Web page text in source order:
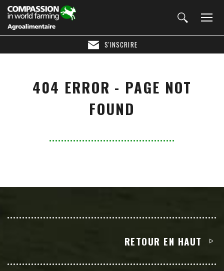
S'INSCRIRE
404 ERROR - PAGE NOT
FOUND
RETOUR EN HAUT